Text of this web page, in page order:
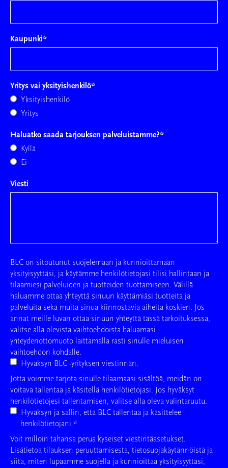
Kaupunki*
Yritys vai yksityishenkilö*
Yksityishenkilö
Yritys
Haluatko saada tarjouksen palveluistamme?*
Kyllä
Ei
Viesti
BLC on sitoutunut suojelemaan ja kunnioittamaan
yksityisyyttäsi, ja käytämme henkilötietojasi tilisi hallintaan ja
tilaamiesi palveluiden ja tuotteiden tuottamiseen. Välillä
haluamme ottaa yhteyttä sinuun käyttämiäsi tuotteita ja
palveluita sekä muita sinua kiinnostavia aiheita koskien. Jos
annat meille luvan ottaa sinuun yhteyttä tässä tarkoituksessa,
valitse alla olevista vaihtoehdoista haluamasi
yhteydenottomuoto laittamalla rasti sinulle mieluisen
vaihtoehdon kohdalle.
Hyväksyn BLC -yrityksen viestinnän.
Jotta voimme tarjota sinulle tilaamaasi sisältöä, meidän on
voitava tallentaa ja käsitellä henkilötietojasi. Jos hyväksyt
henkilötietojesi tallentamisen, valitse alla oleva valintaruutu.
Hyväksyn ja sallin, että BLC tallentaa ja käsittelee
henkilötietojani.*
Voit milloin tahansa perua kyseiset viestintäasetukset.
Lisätietoa tilauksen peruuttamisesta, tietosuojakäytännöistä ja
siitä, miten lupaamme suojella ja kunnioittaa yksityisyyttäsi,